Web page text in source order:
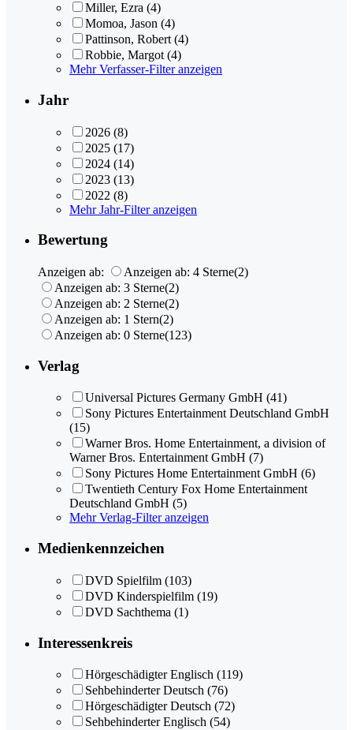
Miller, Ezra (4)
Momoa, Jason (4)
Pattinson, Robert (4)
Robbie, Margot (4)
Mehr Verfasser-Filter anzeigen
Jahr
2026 (8)
2025 (17)
2024 (14)
2023 (13)
2022 (8)
Mehr Jahr-Filter anzeigen
Bewertung
Anzeigen ab: Anzeigen ab: 4 Sterne(2)
Anzeigen ab: 3 Sterne(2)
Anzeigen ab: 2 Sterne(2)
Anzeigen ab: 1 Stern(2)
Anzeigen ab: 0 Sterne(123)
Verlag
Universal Pictures Germany GmbH (41)
Sony Pictures Entertainment Deutschland GmbH
(15)
Warner Bros. Home Entertainment, a division of
Warner Bros. Entertainment GmbH (7)
Sony Pictures Home Entertainment GmbH (6)
Twentieth Century Fox Home Entertainment
Deutschland GmbH (5)
Mehr Verlag-Filter anzeigen
Medienkennzeichen
DVD Spielfilm (103)
DVD Kinderspielfilm (19)
DVD Sachthema (1)
Interessenkreis
Hörgeschädigter Englisch (119)
Sehbehinderter Deutsch (76)
Hörgeschädigter Deutsch (72)
Sehbehinderter Englisch (54)